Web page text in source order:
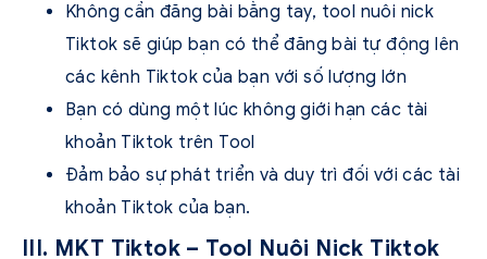
Không cần đăng bài bằng tay, tool nuôi nick
Tiktok sẽ giúp bạn có thể đăng bài tự động lên
các kênh Tiktok của bạn với số lượng lớn
Bạn có dùng một lúc không giới hạn các tài
khoản Tiktok trên Tool
Đảm bảo sự phát triển và duy trì đối với các tài
khoản Tiktok của bạn.
III. MKT Tiktok – Tool Nuôi Nick Tiktok